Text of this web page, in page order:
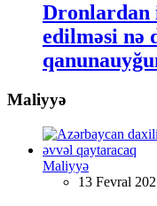
Dronlardan
edilməsi nə
Maliyyə
Maliyyə
13 Fevral